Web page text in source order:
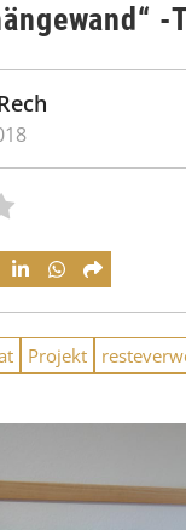
-
Projekt